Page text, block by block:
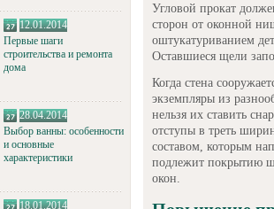
12.01.2014
Первые шаги
строительства и ремонта
дома
28.04.2014
Выбор ванны: особенности
и основные
характеристики
18.01.2014
Угловой прокат
сторон от оконной
оштукатуриванием
Оставшиеся щели
Когда стена
экземпляры из
нельзя их ставить
отступы в треть
составом, которым
подлежит покрытию
окон.